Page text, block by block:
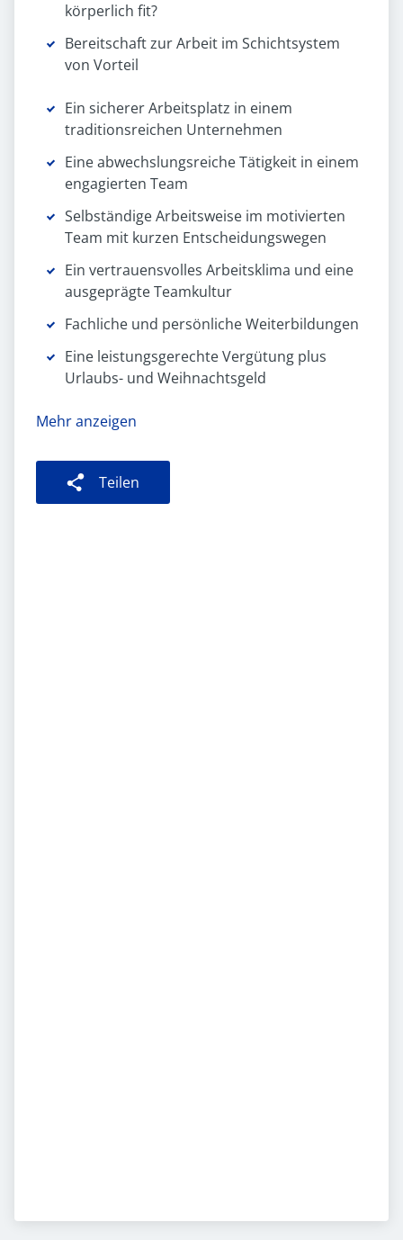
körperlich fit?
Bereitschaft zur Arbeit im Schichtsystem
von Vorteil
Ein sicherer Arbeitsplatz in einem
traditionsreichen Unternehmen
Eine abwechslungsreiche Tätigkeit in einem
engagierten Team
Selbständige Arbeitsweise im motivierten
Team mit kurzen Entscheidungswegen
Ein vertrauensvolles Arbeitsklima und eine
ausgeprägte Teamkultur
Fachliche und persönliche Weiterbildungen
Eine leistungsgerechte Vergütung plus
Urlaubs- und Weihnachtsgeld
Mehr anzeigen
Teilen